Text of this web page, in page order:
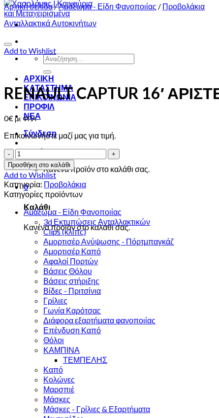
Αναζήτηση
ΑΡΧΙΚΗ
ΚΑΤΑΣΤΗΜΑ
ΕΠΙΚΟΙΝΩΝΙΑ
ΠΡΟΦΙΛ
ΝΕΑ
Σύνδεση
Καλάθι /0€0
Κανένα προϊόν στο καλάθι σας.
0
Καλάθι
Κανένα προϊόν στο καλάθι σας.
Αρχική σελίδα/Αμάξωμα - Είδη Φανοποιίας / Προβολάκια
Add to Wishlist
RENAULT CAPTUR 16′
0€με ΦΠΑ
Επικοινωνήστε μαζί μας για τιμή.
RENAULT
CAPTUR
16'
ΑΡΙΣΤΕΡΟ
ΠΡΟΒΟΛΑΚΙ
ποσότητα
Προσθήκη στο καλάθι
Add to Wishlist
Κατηγορία: Προβολάκια
Κατηγορίες προϊόντων
Αμάξωμα - Είδη Φανοποιίας
3d Εκτυπώσεις Ανταλλακτικών
Clips (κλίπς)
Αμορτισέρ Ανύψωσης - Πόρτμπαγκάζ
Αμορτισέρ Καπό
Αφαλοί Πορτών
Βάσεις Θόλου
Βάσεις στήριξης
Βίδες - Πριτσίνια
Γρίλιες
Γωνία Καρότσας
Διάφορα εξαρτήματα φανοποιίας
Επένδυση Καπό
Θόλοι
ΚΑΜΠΙΝΑ
ΤΕΜΠΕΛΗΣ
Καπό
Κολώνες
Μαρσπιέ
Μάσκες
Μάσκες - Γρίλιες & Εξαρτήματα